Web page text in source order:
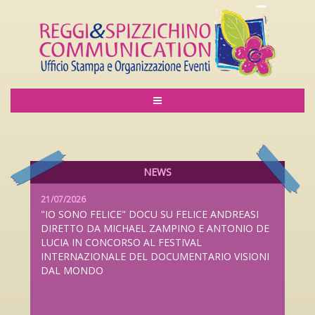
NEWS
06/08/2026
LILIANA CAVANI PREMIO ALLA CARRIERA AL
LUCCA FILM FESTIVAL 2026 DAL 26 SETTEMBRE
AL 4 OTTOBRE
21/07/2026
"IO SONO FELICE" DOCU SU FELICE ANDREASI
DIRETTO DA MICHAEL ZAMPINO E ANTONIO DE
LUCIA IN CONCORSO AL FESTIVAL
INTERNAZIONALE DEL DOCUMENTARIO VISIONI
DAL MONDO